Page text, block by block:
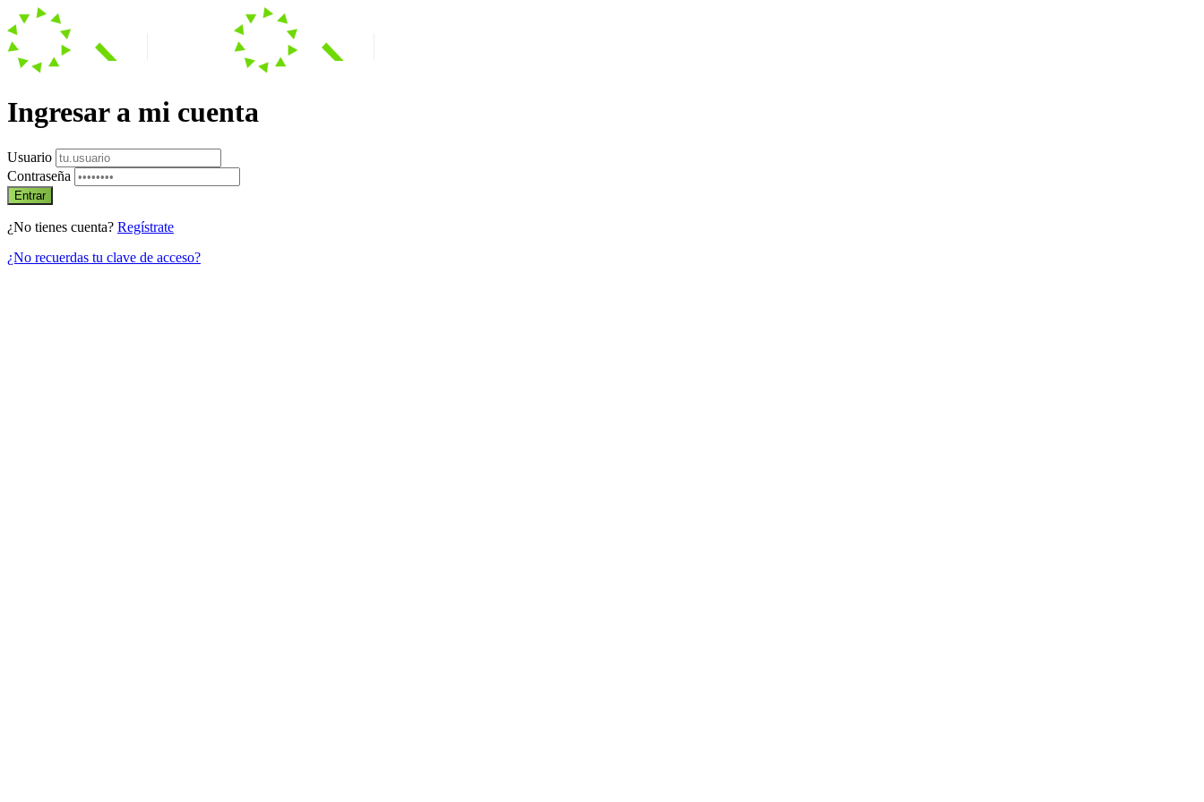
Ingresar a mi cuenta
Usuario
Contraseña
Entrar
¿No tienes cuenta? Regístrate
¿No recuerdas tu clave de acceso?